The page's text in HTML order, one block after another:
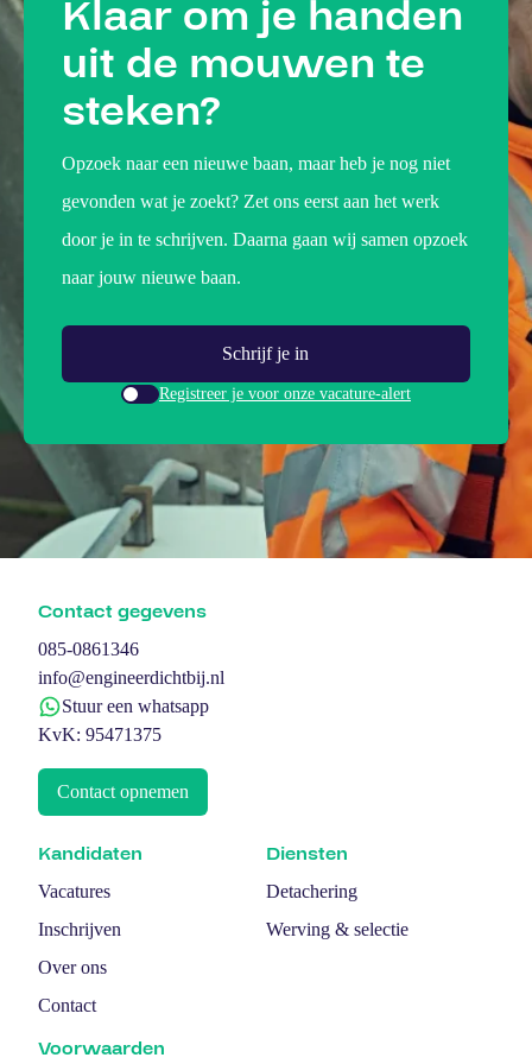
Klaar om je handen
uit de mouwen te
steken?
Opzoek naar een nieuwe baan, maar heb je nog niet
gevonden wat je zoekt? Zet ons eerst aan het werk
door je in te schrijven. Daarna gaan wij samen opzoek
naar jouw nieuwe baan.
Schrijf je in
Registreer je voor onze vacature-alert
Contact gegevens
085-0861346
info@engineerdichtbij.nl
Stuur een whatsapp
KvK: 95471375
Contact opnemen
Kandidaten
Vacatures
Inschrijven
Over ons
Contact
Diensten
Detachering
Werving & selectie
Voorwaarden